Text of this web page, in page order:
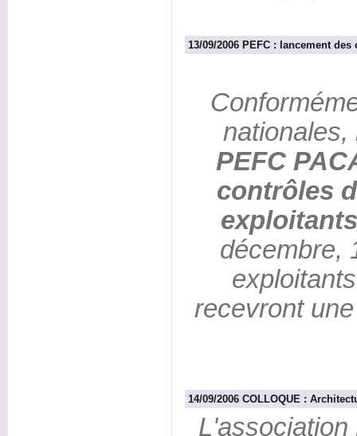
13/09/2006 PEFC : lancement des
nationales,
PEFC
contrôles
décembre,
recevront
14/09/2006 COLLOQUE :
L'association